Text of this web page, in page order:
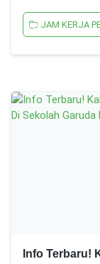
JAM KERJA
Info Terbaru!